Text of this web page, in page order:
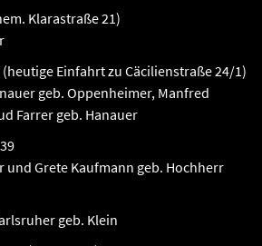
Klarastraße 21)
Einfahrt zu Cäcilienstraße 24/1)
geb. Oppenheimer, Manfred
Farrer geb. Hanauer
und Grete Kaufmann geb. Hochherr
geb. Klein